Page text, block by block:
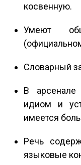
косвенную.
Умеют
Словарный
В арсенале
идиом и
имеется
Речь
языковые